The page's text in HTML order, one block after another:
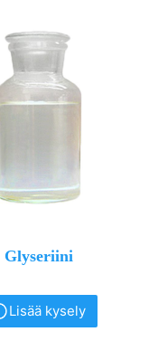
Glyseriini
Lisää kysely